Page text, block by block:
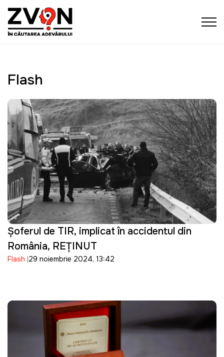
Flash
Șoferul de TIR, implicat în accidentul din
România, REȚINUT
Flash 29 noiembrie 2024, 13:42